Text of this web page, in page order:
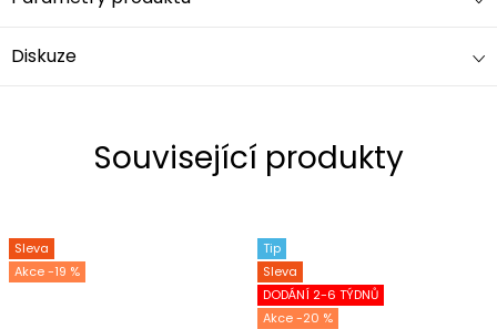
Diskuze
Související produkty
Sleva
-19 %
Tip
Sleva
DODÁNÍ 2-6 TÝDNŮ
-20 %